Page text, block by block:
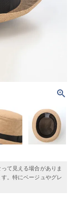
て見える場合がありま
。特にベージュやグレ